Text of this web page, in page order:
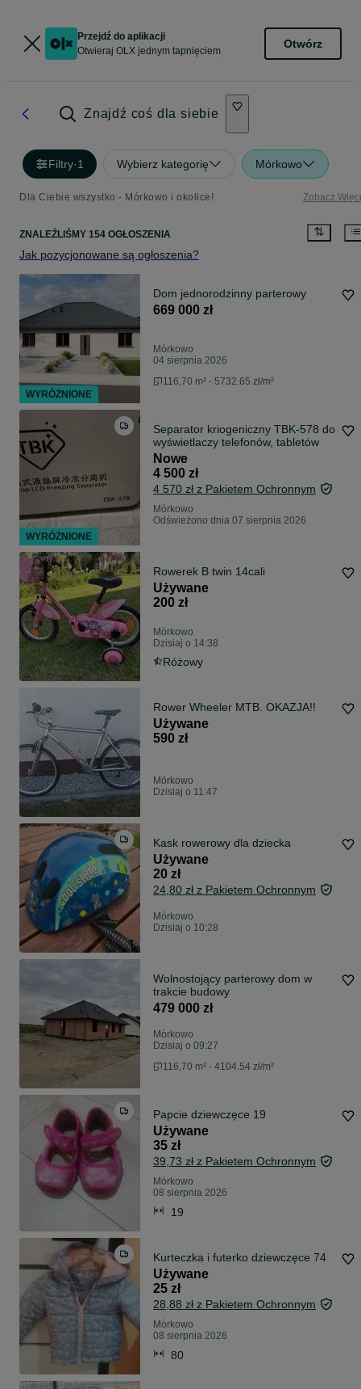
Przejdź do aplikacji
Otwieraj OLX jednym tapnięciem
Otwórz
Znajdź coś dla siebie
Filtry·1 Wybierz kategorię Mórkowo
Dla Ciebie wszystko - Mórkowo i okolice! Zobacz
ZNALEŹLIŚMY 154 OGŁOSZENIA
Jak pozycjonowane są ogłoszenia?
Dom jednorodzinny parterowy
669 000 zł
Mórkowo
04 sierpnia 2026
116,70 m² - 5732.65 zł/m²
Separator kriogeniczny TBK-578 do
wyświetlaczy telefonów, tabletów
Nowe
4 500 zł
4 570 zł z Pakietem Ochronnym
Mórkowo
Odświeżono dnia 07 sierpnia 2026
Rowerek B twin 14cali
Używane
200 zł
Mórkowo
Dzisiaj o 14:38
Różowy
Rower Wheeler MTB. OKAZJA!!
Używane
590 zł
Mórkowo
Dzisiaj o 11:47
Kask rowerowy dla dziecka
Używane
20 zł
24,80 zł z Pakietem Ochronnym
Mórkowo
Dzisiaj o 10:28
Wolnostojący parterowy dom w
trakcie budowy
479 000 zł
Mórkowo
Dzisiaj o 09:27
116,70 m² - 4104.54 zł/m²
Papcie dziewczęce 19
Używane
35 zł
39,73 zł z Pakietem Ochronnym
Mórkowo
08 sierpnia 2026
19
Kurteczka i futerko dziewczęce 74
Używane
25 zł
28,88 zł z Pakietem Ochronnym
Mórkowo
08 sierpnia 2026
80
WYRÓŻNIONE
WYRÓŻNIONE